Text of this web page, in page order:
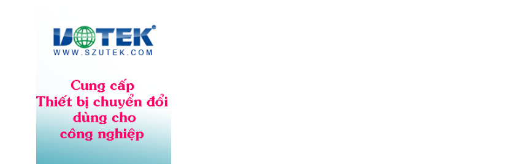
chịu tải 20A cho server và UPS
Giá: Liên hệ